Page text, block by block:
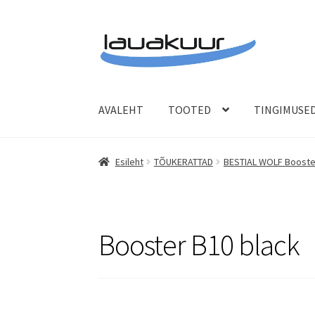
Liigu
navigeerimisele
Liigu
sisu
AVALEHT TOOTED
Esileht TÕUKERATTAD BESTIAL WOLF
Booster B10 black